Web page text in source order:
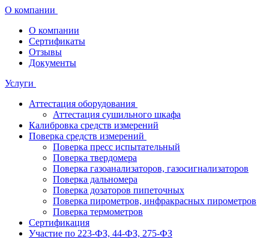
О компании
О компании
Сертификаты
Отзывы
Документы
Услуги
Аттестация оборудования
Аттестация сушильного шкафа
Калибровка средств измерений
Поверка средств измерений
Поверка пресс испытательный
Поверка твердомера
Поверка газоанализаторов, газосигнализаторов
Поверка дальномера
Поверка дозаторов пипеточных
Поверка пирометров, инфракрасных пирометров
Поверка термометров
Сертификация
Участие по 223-ФЗ, 44-ФЗ, 275-ФЗ